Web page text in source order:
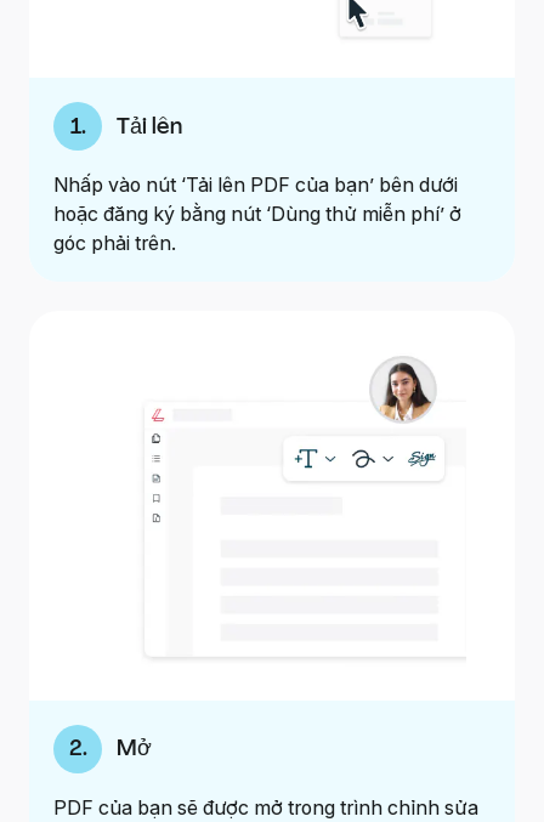
1. Tải lên
Nhấp vào nút ‘Tải lên PDF của bạn’ bên dưới
hoặc đăng ký bằng nút ‘Dùng thử miễn phí’ ở
góc phải trên.
2. Mở
PDF của bạn sẽ được mở trong trình chỉnh sửa